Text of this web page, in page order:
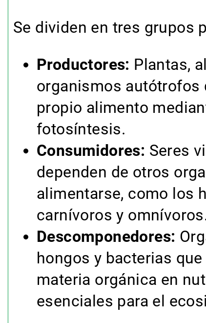
Se dividen en tres grupos
Productores: Plantas,
organismos autótrofos
propio alimento
fotosíntesis.
Consumidores: Seres
dependen de otros
alimentarse, como los
carnívoros y
Descomponedores:
hongos y bacterias
materia orgánica en
esenciales para el